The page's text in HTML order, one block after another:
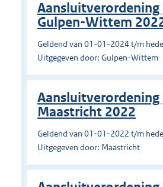
Aansluitverordening
Gulpen-Wittem
Geldend van 01-01-2024 t/m
Uitgegeven door: Gulpen-Wittem
Aansluitverordening
Maastricht 2022
Geldend van 01-01-2022 t/m
Uitgegeven door: Maastricht